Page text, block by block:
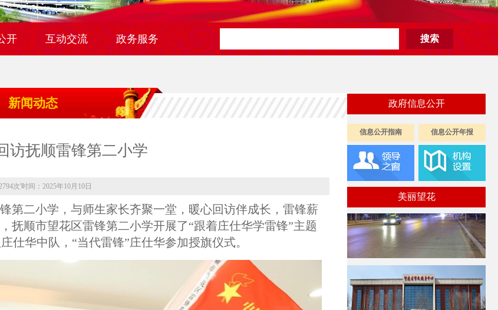
开 互动交流 政务服务
新闻动态
访抚顺雷锋第二小学
次'时间：2025年10月10日
第二小学，与师生家长齐聚一堂，暖心回访伴成长，雷锋薪
抚顺市望花区雷锋第二小学开展了“跟着庄仕华学雷锋”主题
仕华中队，“当代雷锋”庄仕华参加授旗仪式。
政府信息公开
信息公开指南 信息公开年报
美丽望花